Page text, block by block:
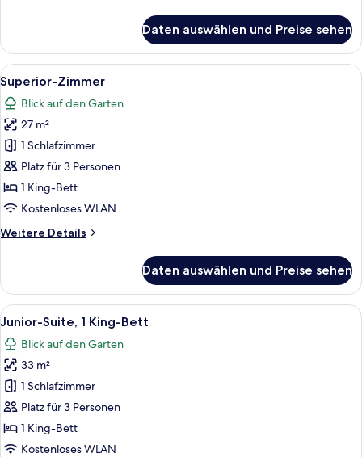
Doppelzimmer
Daten auswählen und Preise sehen
Alle
Fotos
für
Superior-
Zimmer
anzeigen
Ein modernes Hotelzimmer mit
8
Superior-Zimmer
Blick auf den Garten
27 m²
1 Schlafzimmer
Platz für 3 Personen
1 King-Bett
Kostenloses WLAN
Weitere Details
Weitere
Zimmer
Daten auswählen und Preise sehen
Alle
Fotos
für
Junior-
Suite,
1 King-
Bett
anzeigen
Ein Schlafzimmer mit einem großen
10
Junior-Suite, 1 King-Bett
Blick auf den Garten
33 m²
1 Schlafzimmer
Platz für 3 Personen
1 King-Bett
Kostenloses WLAN